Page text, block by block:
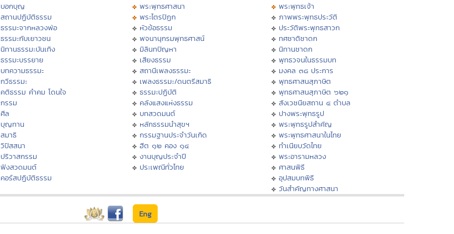
บอกบุญ
สถานปฏิบัติธรรม
ธรรมะจากหลวงพ่อ
ธรรมะกับเยาวชน
นิทานธรรมะบันเทิง
ธรรมะบรรยาย
บทความธรรมะ
กวีธรรมะ
คติธรรม คำคม โดนใจ
กรรม
ศีล
บุญทาน
สมาธิ
วิปัสสนา
ปริวาสกรรม
ฟังสวดมนต์
คอร์สปฏิบัติธรรม
พระพุทธศาสนา
พระไตรปิฏก
หัวข้อธรรม
พจนานุกรมพุทธศาสน์
มิลินทปัญหา
เสียงธรรม
สถานีเพลงธรรมะ
เพลงธรรมะ/ดนตรีสมาธิ
ธรรมะปฏิบัติ
คลังแสงแห่งธรรม
บทสวดมนต์
หลักธรรมนำสุขฯ
กรรมฐานประจำวันเกิด
ฮีต ๑๒ คอง ๑๔
งานบุญประจำปี
ประเพณีทั่วไทย
พระพุทธเจ้า
ภาพพระพุทธประวัติ
ประวัติพระพุทธสาวก
ทศชาติชาดก
นิทานชาดก
พุทธวจนในธรรมบท
มงคล ๓๘ ประการ
พุทธศาสนสุภาษิต
พุทธศาสนสุภาษิต ๖๒๑
สังเวชนียสถาน ๔ ตำบล
ปางพระพุทธรูป
พระพุทธรูปสำคัญ
พระพุทธศาสนาในไทย
ทำเนียบวัดไทย
พระอารามหลวง
ศาสนพิธี
อุปสมบทพิธี
วันสำคัญทางศาสนา
Eng